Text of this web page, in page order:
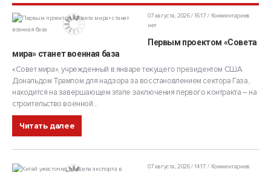
07 августа, 2026 / 16:17
Комментариев
нет
Первым проектом «Совета
мира» станет военная база
«Совет мира», учрежденный в январе текущего президентом США
Дональдом Трампом для надзора за восстановлением сектора Газа,
находится на завершающем этапе заключения первого контракта – на
строительство военной...
Читать далее
07 августа, 2026 / 14:17
Комментариев